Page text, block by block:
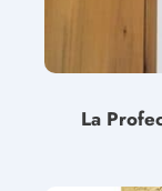
La